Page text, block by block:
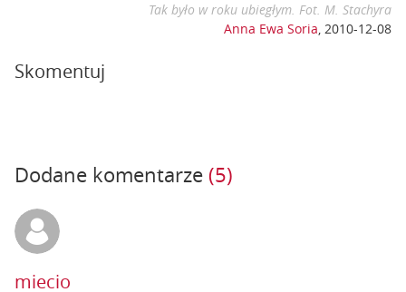
Tak było w roku ubiegłym. Fot. M. Stachyra
Anna Ewa Soria, 2010-12-08
Skomentuj
Dodane komentarze (5)
miecio